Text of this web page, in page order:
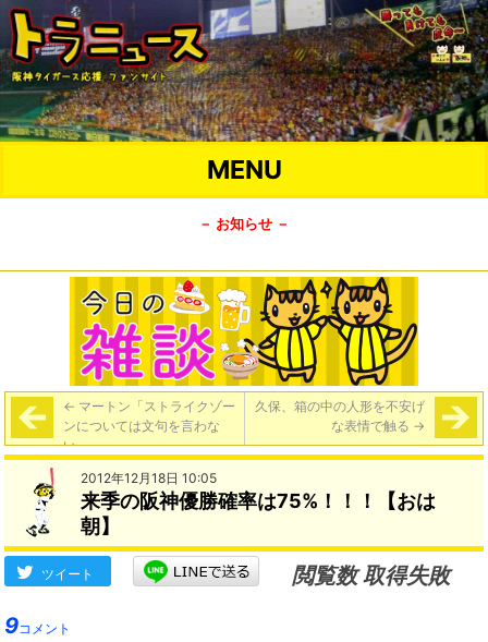
MENU
－ お知らせ －
← マートン「ストライクゾー
ンについては文句を言わな
い」
久保、箱の中の人形を不安げ
な表情で触る →
2012年12月18日 10:05
来季の阪神優勝確率は75%！！！【おは
朝】
ツイート
閲覧数 取得失敗
9コメント